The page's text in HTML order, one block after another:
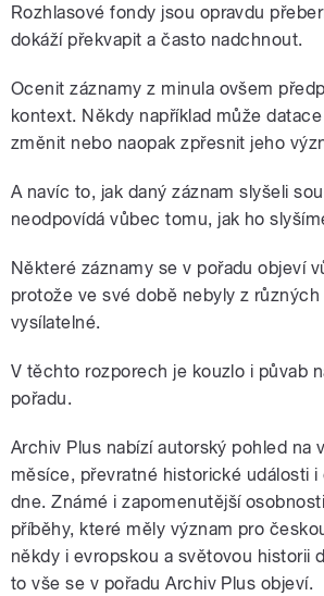
Rozhlasové fondy jsou opravdu
dokáží překvapit a často nadchnout.
Ocenit záznamy z minula ovšem
kontext. Někdy například může
změnit nebo naopak zpřesnit jeho
A navíc to, jak daný záznam slyšeli
neodpovídá vůbec tomu, jak ho
Některé záznamy se v pořadu objeví
protože ve své době nebyly z různých
vysílatelné.
V těchto rozporech je kouzlo i půvab
pořadu.
Archiv Plus nabízí autorský pohled na
měsíce, převratné historické události i
dne. Známé i zapomenutější
příběhy, které měly význam pro
někdy i evropskou a světovou historii
to vše se v pořadu Archiv Plus objeví.